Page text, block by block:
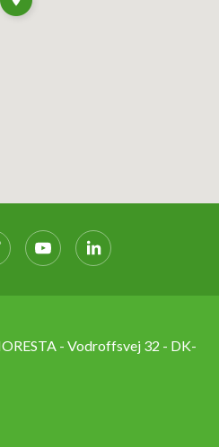
- Vodroffsvej 32 - DK-